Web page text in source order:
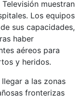
muestran
Los equipos
sus capacidades,
haber
aéreos para
y heridos.
a las zonas
fronterizas